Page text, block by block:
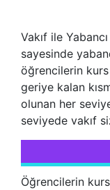
Vakıf ile
sayesinde
öğrencilerin kurs
geriye kalan
olunan her
seviyede vakıf
Öğrencilerin